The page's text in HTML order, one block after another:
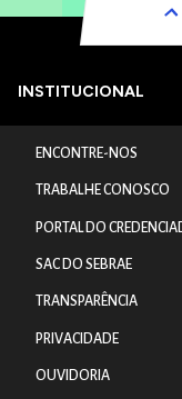
INSTITUCIONAL
ENCONTRE-NOS
TRABALHE CONOSCO
PORTAL DO
SAC DO SEBRAE
TRANSPARÊNCIA
PRIVACIDADE
OUVIDORIA